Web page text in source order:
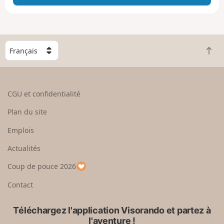
e
g
n
C
h
o
e
u
p
a
R
e
CGU et confidentialité
Plan du site
Emplois
Actualités
Coup de pouce 2026
Contact
Téléchargez l'application Visorando et partez à
l'aventure !